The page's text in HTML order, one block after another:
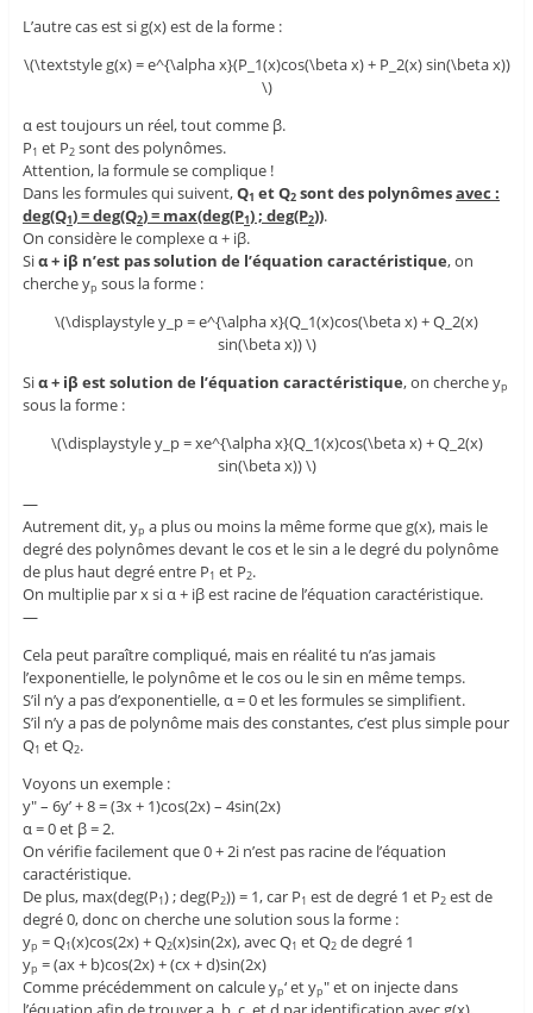
L’autre cas est si g(x) est de la forme :
\(\textstyle g(x) = e^{\alpha x}(P_1(x)cos(\beta x) + P_2(x) sin(\beta x))
\)
α est toujours un réel, tout comme β.
P1 et P2sont des polynômes.
Attention, la formule se complique !
Dans les formules qui suivent,Q1 et Q2sont des polynômesavec :
deg(Q1) = deg(Q2) = max(deg(P1) ; deg(P2)).
On considère le complexe α + iβ.
Siα + iβ n’est pas solution de l’équation caractéristique, on
cherche yp sous la forme :
\(\displaystyle y_p = e^{\alpha x}(Q_1(x)cos(\beta x) + Q_2(x)
sin(\beta x)) \)
Siα + iβ est solution de l’équation caractéristique, on cherche yp
sous la forme :
\(\displaystyle y_p = xe^{\alpha x}(Q_1(x)cos(\beta x) + Q_2(x)
sin(\beta x)) \)
—
Autrement dit, yp a plus ou moins la même forme que g(x), mais le
degré des polynômes devant le cos et le sin a le degré du polynôme
de plus haut degré entre P1 et P2.
On multiplie par x si α + iβ est racine de l’équation caractéristique.
—
Cela peut paraître compliqué, mais en réalité tu n’as jamais
l’exponentielle, le polynôme et le cos ou le sin en même temps.
S’il n’y a pas d’exponentielle, α = 0 et les formules se simplifient.
S’il n’y a pas de polynôme mais des constantes, c’est plus simple pour
Q1 et Q2.
Voyons un exemple :
y" – 6y’ + 8 = (3x + 1)cos(2x) – 4sin(2x)
α = 0 et β = 2.
On vérifie facilement que 0 + 2i n’est pas racine de l’équation
caractéristique.
De plus, max(deg(P1) ; deg(P2)) = 1, car P1 est de degré 1 et P2est de
degré 0, donc on cherche une solution sous la forme :
yp = Q1(x)cos(2x) + Q2(x)sin(2x), avec Q1 et Q2de degré 1
yp = (ax + b)cos(2x) + (cx + d)sin(2x)
Comme précédemment on calcule yp‘ et yp" et on injecte dans